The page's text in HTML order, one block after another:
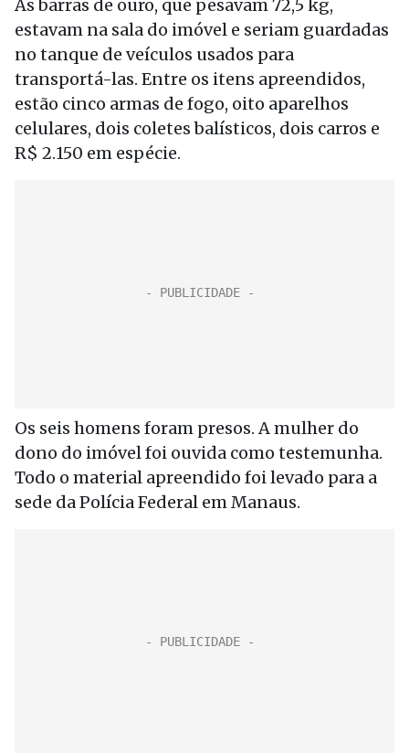
As barras de ouro, que pesavam 72,5 kg,
estavam na sala do imóvel e seriam guardadas
no tanque de veículos usados para
transportá-las. Entre os itens apreendidos,
estão cinco armas de fogo, oito aparelhos
celulares, dois coletes balísticos, dois carros e
R$ 2.150 em espécie.
Os seis homens foram presos. A mulher do
dono do imóvel foi ouvida como testemunha.
Todo o material apreendido foi levado para a
sede da Polícia Federal em Manaus.